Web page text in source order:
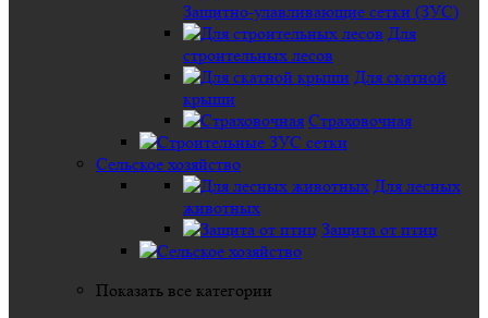
Защитно-улавливающие сетки (ЗУС)
Для
строительных лесов
Для скатной
крыши
Страховочная
Сельское хозяйство
Для лесных
животных
Защита от птиц
Показать все категории